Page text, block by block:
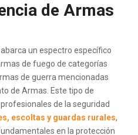
de Armas
un espectro específico
de fuego de categorías
de guerra mencionadas
de Armas. Este tipo de
de la seguridad
escoltas y guardas rurales,
en la protección